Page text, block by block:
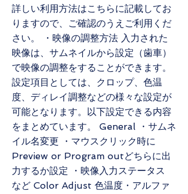
詳しい利用方法はこちらに記載してお
りますので、ご確認のうえご利用くだ
さい。 ・映像の調整方法 入力された
映像は、サムネイルから設定（歯車）
で映像の調整をすることができます。
設定項目としては、クロップ、色温
度、ディレイ調整などの様々な設定が
可能となります。以下設定できる内容
をまとめています。 General ・サムネ
イル名変更 ・マウスクリック時に
Preview or Program outどちらに出
力するか設定 ・映像入力ステータス
など Color Adjust 色温度・アルファ